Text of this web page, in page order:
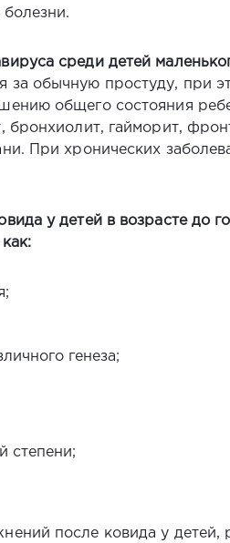
болезни.
среди детей
за обычную простуду, при
общего состояния
бронхиолит, гайморит,
При хронических
у детей в возрасте до
генеза;
степени;
после ковида у детей,